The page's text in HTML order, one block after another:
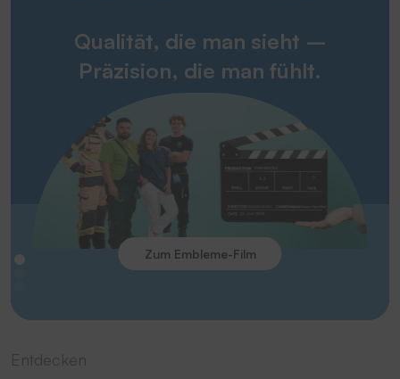
Qualität, die man sieht –
Präzision, die man fühlt.
Zum Embleme-Film